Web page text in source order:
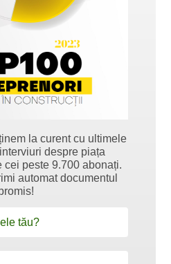
la curent cu ultimele
despre piața
cei peste 9.700 abonați.
automat documentul